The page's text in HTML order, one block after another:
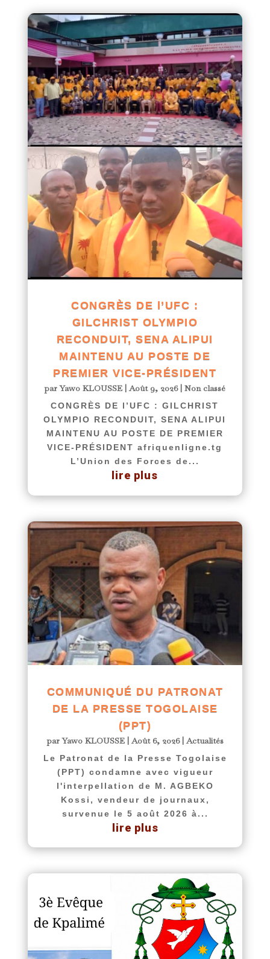
CONGRÈS DE l’UFC :
GILCHRIST OLYMPIO
RECONDUIT, SENA ALIPUI
MAINTENU AU POSTE DE
PREMIER VICE-PRÉSIDENT
parYawo KLOUSSE |Août 9, 2026|Non classé
CONGRÈS DE l’UFC : GILCHRIST
OLYMPIO RECONDUIT, SENA ALIPUI
MAINTENU AU POSTE DE PREMIER
VICE-PRÉSIDENT afriquenligne.tg
L’Union des Forces de...
lire plus
COMMUNIQUÉ DU PATRONAT
DE LA PRESSE TOGOLAISE
(PPT)
parYawo KLOUSSE| Août 6, 2026| Actualités
Le Patronat de la Presse Togolaise
(PPT) condamne avec vigueur
l'interpellation de M. AGBEKO
Kossi, vendeur de journaux,
survenue le 5 août 2026 à...
lire plus